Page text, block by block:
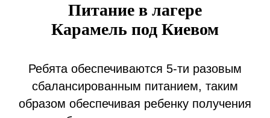
Питание в лагере
Карамель под Киевом
Ребята обеспечиваются 5-ти разовым
сбалансированным питанием, таким
образом обеспечивая ребенку получения